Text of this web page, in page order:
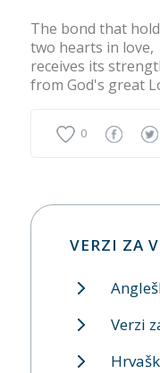
The bond that
two hearts in love,
receives its
from God's great
0
VERZI ZA
Verzi